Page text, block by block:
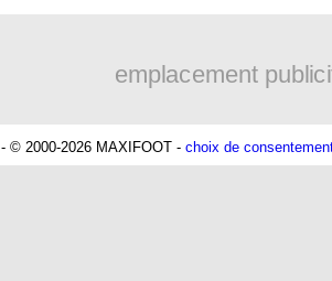
emplacement
- © 2000-2026 MAXIFOOT - choix de